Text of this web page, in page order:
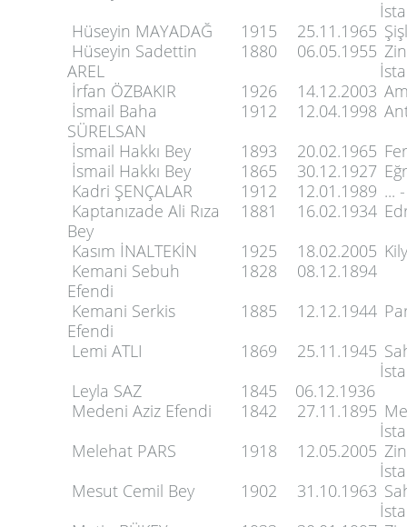
Hüseyin MAYADAĞ
1915 25.11.1965
Hüseyin Sadettin
AREL
1880 06.05.1955
İrfan ÖZBAKIR
1926 14.12.2003
İsmail Baha
SÜRELSAN
1912 12.04.1998
İsmail Hakkı Bey
1893 20.02.1965
İsmail Hakkı Bey
1865 30.12.1927
Kadri ŞENÇALAR
1912 12.01.1989 ...
Kaptanızade Ali Rıza
Bey
1881 16.02.1934
Kasım İNALTEKİN
1925 18.02.2005
Kemani Sebuh
Efendi
1828
08.12.1894
Kemani Serkis
Efendi
1885 12.12.1944
Lemi ATLI
1869 25.11.1945
Leyla SAZ
1845
06.12.1936
Medeni Aziz Efendi
1842 27.11.1895
Melehat PARS
1918 12.05.2005
Mesut Cemil Bey
1902 31.10.1963